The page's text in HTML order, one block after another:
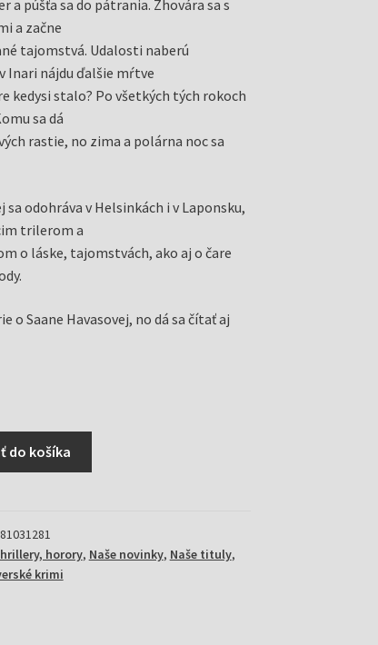
a púšťa sa do pátrania. Zhovára sa s
a začne
tajomstvá. Udalosti naberú
Inari nájdu ďalšie mŕtve
kedysi stalo? Po všetkých tých rokoch
sa dá
rastie, no zima a polárna noc sa
odohráva v Helsinkách i v Laponsku,
trilerom a
o láske, tajomstvách, ako aj o čare
o Saane Havasovej, no dá sa čítať aj
do košíka
horory, Naše novinky, Naše tituly,
krimi